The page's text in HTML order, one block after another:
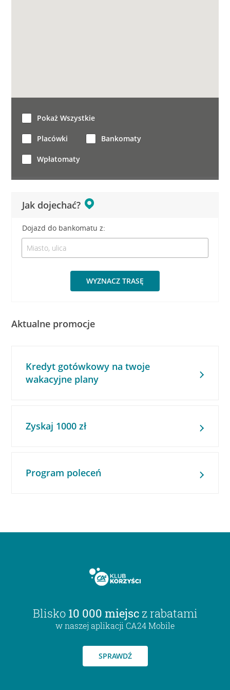
Jak dojechać?
Dojazd do bankomatu z:
WYZNACZ TRASĘ
Pokaż Wszystkie
Placówki Bankomaty
Wpłatomaty
Aktualne promocje
Kredyt gotówkowy na twoje
wakacyjne plany
Zyskaj 1000 zł
Program poleceń
Blisko 10 000 miejsc z rabatami
w naszej aplikacji CA24 Mobile
SPRAWDŹ